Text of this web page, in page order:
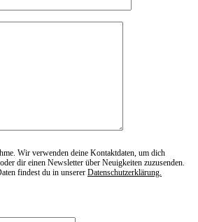
Wir verwenden deine Kontaktdaten, um dich
dir einen Newsletter über Neuigkeiten zuzusenden.
findest du in unserer Datenschutzerklärung.